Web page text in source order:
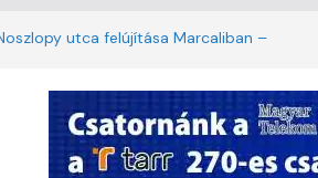
utca felújítása Marcaliban –
lakossági felháborodást váltott ki a
Marcaliban – VIDEÓ
a Balatonnál – az első félidő végén